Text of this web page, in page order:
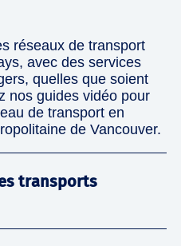
réseaux de transport
avec des services
quelles que soient
nos guides vidéo pour
de transport en
de Vancouver.
transports